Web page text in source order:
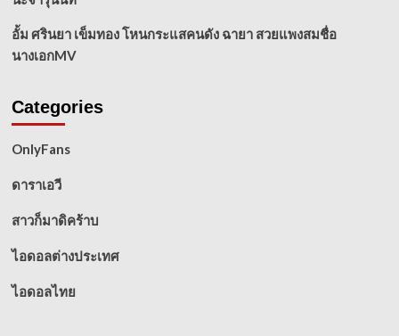
อั้ม ศรินยา เข็มทอง โหนกระแสคนดัง ฉายา สวยแพงสมชื่อ
นางเอกMV
Categories
OnlyFans
ดาราเอวี
สาวก็มาดิคร้าบ
ไอดอลต่างประเทศ
ไอดอลไทย